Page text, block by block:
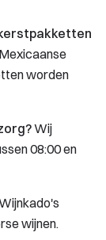
worden
Wij
08:00 en
wijnen.